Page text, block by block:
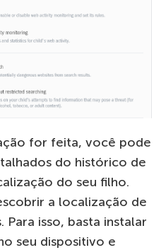
for feita, você pode
do histórico de
do seu filho.
a localização de
isso, basta instalar
seu dispositivo e